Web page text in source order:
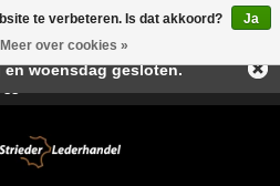
te verbeteren. Is dat akkoord?
Ja
Meer over cookies »
zijn wij in juli en
woensdag gesloten.